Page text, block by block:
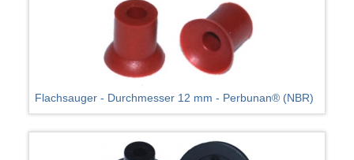
Flachsauger - Durchmesser 12 mm - Perbunan® (NBR)